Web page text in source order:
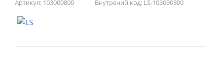
Артикул: 103000800 Внутрений код: LS-103000800